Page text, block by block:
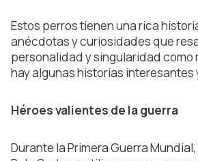
Estos perros tienen una rica
anécdotas y curiosidades que
personalidad y singularidad como
hay algunas historias interesantes
Héroes valientes de la guerra
Durante la Primera Guerra